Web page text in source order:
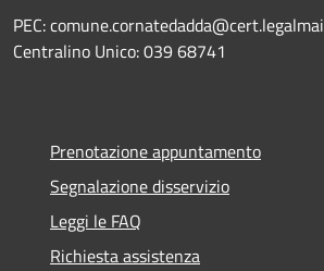
PEC:
Centralino Unico: 039 68741
Prenotazione appuntamento
Segnalazione disservizio
Leggi le FAQ
Richiesta assistenza